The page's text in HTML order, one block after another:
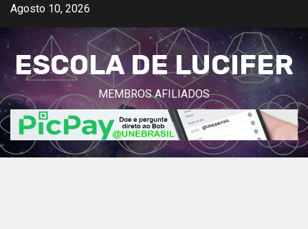
Avançar
o
conteúdo
Agosto 10, 2026
ESCOLA DE LUCIFER
MEMBROS AFILIADOS